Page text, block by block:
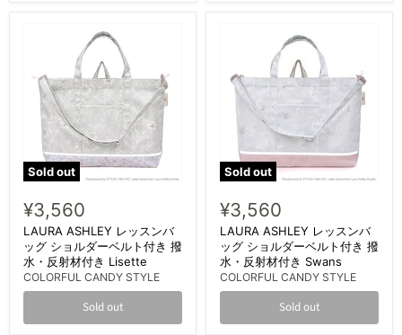
Sold out
¥3,560
LAURA ASHLEY レッスンバ
ッグ ショルダーベルト付き 撥
水・反射材付き Lisette
COLORFUL CANDY STYLE
Sold out
Sold out
¥3,560
LAURA ASHLEY レッスンバ
ッグ ショルダーベルト付き 撥
水・反射材付き Swans
COLORFUL CANDY STYLE
Sold out